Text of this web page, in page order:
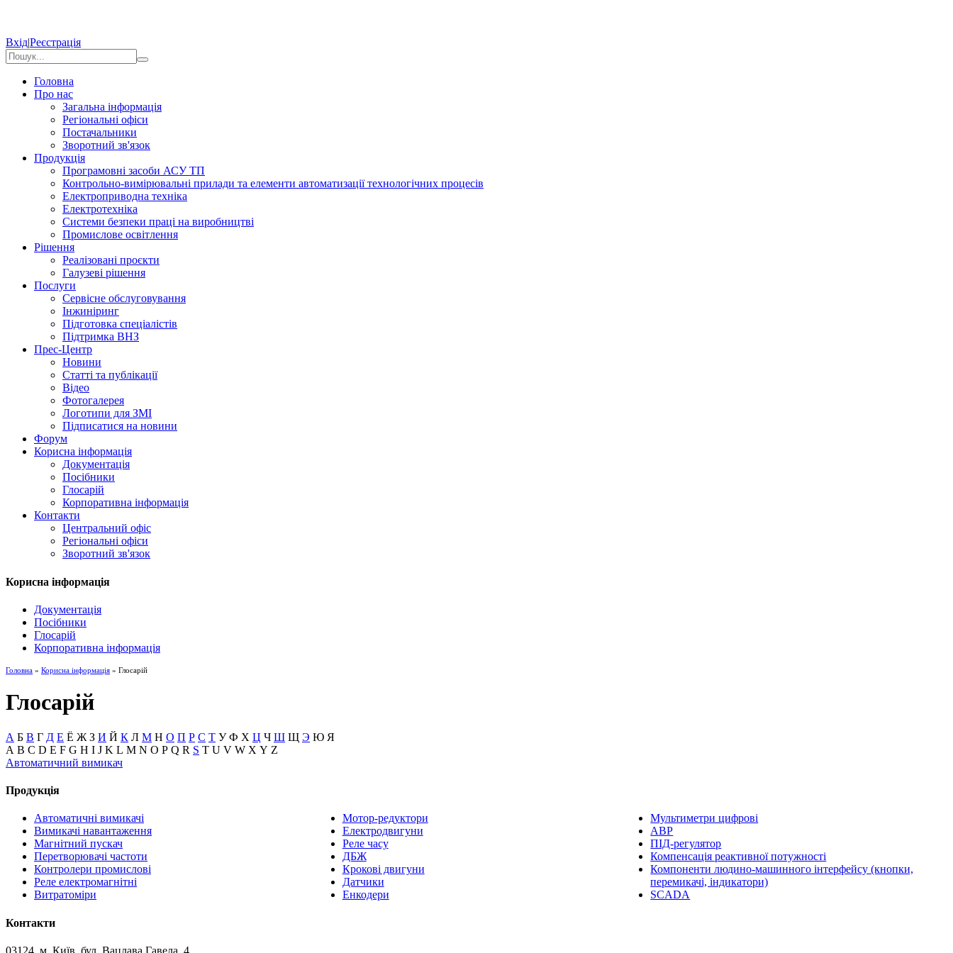
Вхід|Реєстрація
Головна
Про нас
Загальна інформація
Регіональні офіси
Постачальники
Зворотний зв'язок
Продукція
Програмовні засоби АСУ ТП
Контрольно-вимірювальні прилади та елементи автоматизації технологічних процесів
Електроприводна техніка
Електротехніка
Системи безпеки праці на виробництві
Промислове освітлення
Рішення
Реалізовані проєкти
Галузеві рішення
Послуги
Сервісне обслуговування
Інжиніринг
Підготовка спеціалістів
Підтримка ВНЗ
Прес-Центр
Новини
Статті та публікації
Відео
Фотогалерея
Логотипи для ЗМІ
Підписатися на новини
Форум
Корисна інформація
Документація
Посібники
Глосарій
Корпоративна інформація
Контакти
Центральний офіс
Регіональні офіси
Зворотний зв'язок
Корисна інформація
Документація
Посібники
Глосарій
Корпоративна інформація
Головна » Корисна інформація » Глосарій
Глосарій
А Б В Г Д Е Ё Ж З И Й К Л М Н О П Р С Т У Ф Х Ц Ч Ш Щ Э Ю Я
A B C D E F G H I J K L M N O P Q R S T U V W X Y Z
Автоматичний вимикач
Продукція
Автоматичні вимикачі
Вимикачі навантаження
Магнітний пускач
Перетворювачі частоти
Контролери промислові
Реле електромагнітні
Витратоміри
Мотор-редуктори
Електродвигуни
Реле часу
ДБЖ
Крокові двигуни
Датчики
Енкодери
Мультиметри цифрові
АВР
ПІД-регулятор
Компенсація реактивної потужності
Компоненти людино-машинного інтерфейсу (кнопки,
перемикачі, індикатори)
SCADA
Контакти
03124, м. Київ, бул. Вацлава Гавела, 4